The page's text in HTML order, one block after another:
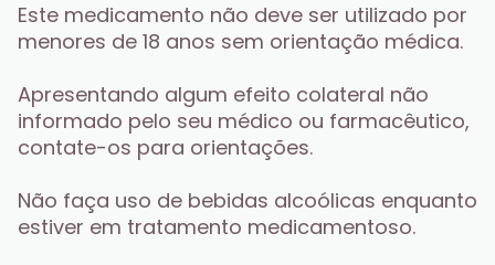
Este medicamento não deve ser utilizado por
menores de 18 anos sem orientação médica.
Apresentando algum efeito colateral não
informado pelo seu médico ou farmacêutico,
contate-os para orientações.
Não faça uso de bebidas alcoólicas enquanto
estiver em tratamento medicamentoso.